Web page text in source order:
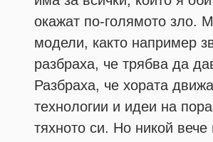
окажат по-голямото зло.
модели, както например
разбраха, че трябва да
Разбраха, че хората
технологии и идеи на
тяхното си. Но никой вече